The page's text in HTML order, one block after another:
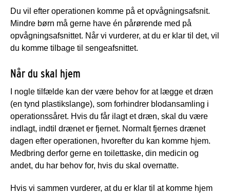
Du vil efter operationen komme på et opvågningsafsnit.
Mindre børn må gerne have én pårørende med på
opvågningsafsnittet. Når vi vurderer, at du er klar til det, vil
du komme tilbage til sengeafsnittet.
Når du skal hjem
I nogle tilfælde kan der være behov for at lægge et dræn
(en tynd plastikslange), som forhindrer blodansamling i
operationssåret. Hvis du får ilagt et dræn, skal du være
indlagt, indtil drænet er fjernet. Normalt fjernes drænet
dagen efter operationen, hvorefter du kan komme hjem.
Medbring derfor gerne en toilettaske, din medicin og
andet, du har behov for, hvis du skal overnatte.
Hvis vi sammen vurderer, at du er klar til at komme hjem